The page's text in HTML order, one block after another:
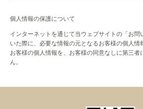
個人情報の保護について
インターネットを通じて当ウェブサイトの「お問
いた際に、必要な情報の元となるお客様の個人情
お客様の個人情報を、お客様の同意なしに第三者
ん。